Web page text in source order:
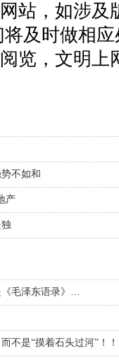
站，如涉及
及时做相
览，文明上
不如和
产
《毛泽东语录》…
不是“摸着石头过河”！！